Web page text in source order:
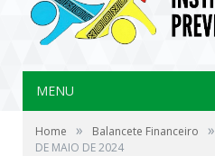
MENU
Home » Balancete Financeiro »
DE MAIO DE 2024